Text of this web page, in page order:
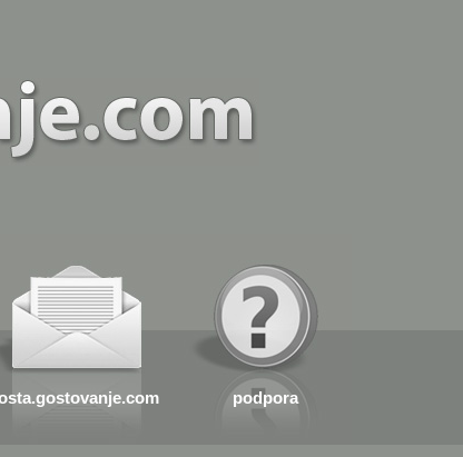
podpora